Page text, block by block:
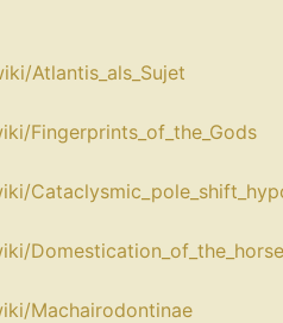
Atlantis_als_Sujet
Fingerprints_of_the_Gods
Domestication_of_the_horse
Machairodontinae